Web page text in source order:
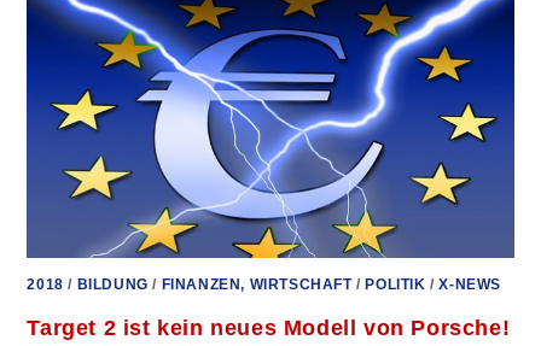
BANKEN-
INSIDER
VERRÄT
GRÜNDE
2018 / BILDUNG / FINANZEN, WIRTSCHAFT/ POLITIK /X-NEWS
Target 2 ist kein neues Modell von Porsche!